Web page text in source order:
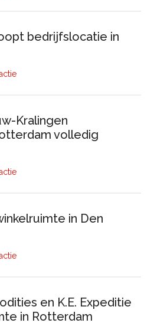
bedrijfslocatie in
Kralingen
volledig
in Den
en K.E. Expeditie
in Rotterdam